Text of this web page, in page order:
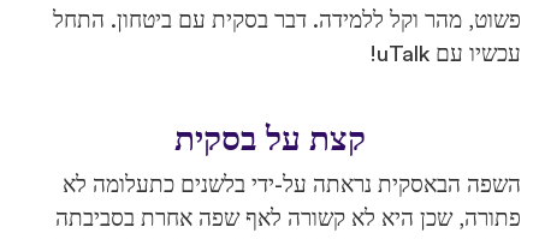
פשוט, מהר וקל ללמידה. דבר בסקית עם ביטחון. התחל
עכשיו עם uTalk!
קצת על בסקית
השפה הבאסקית נראתה על-ידי בלשנים כתעלומה לא
פתורה, שכן היא לא קשורה לאף שפה אחרת בסביבתה